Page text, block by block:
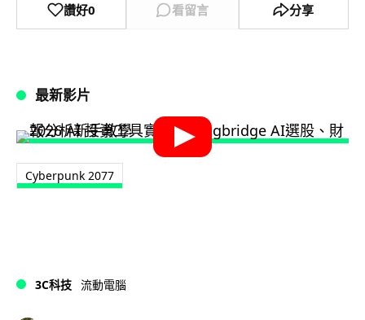
讚好0 看留言 分享
最新影片
Cyberpunk 2077
3C科技 流動電腦